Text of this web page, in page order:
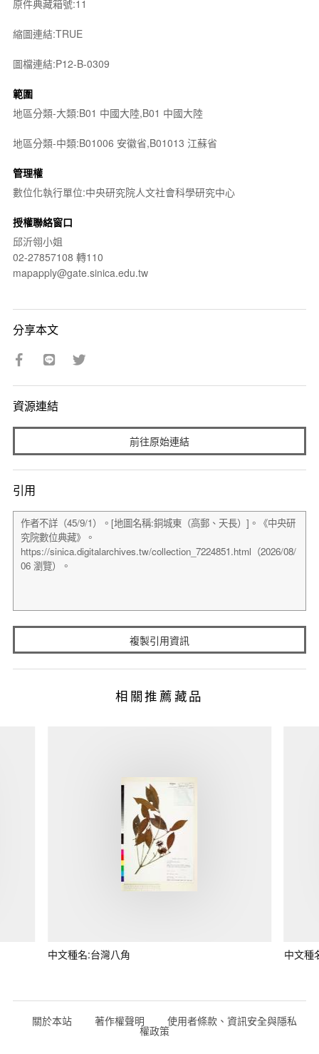
原件典藏箱號:11
縮圖連結:TRUE
圖檔連結:P12-B-0309
範圍
地區分類-大類:B01 中國大陸,B01 中國大陸
地區分類-中類:B01006 安徽省,B01013 江蘇省
管理權
數位化執行單位:中央研究院人文社會科學研究中心
授權聯絡窗口
邱沂翎小姐
02-27857108 轉110
mapapply@gate.sinica.edu.tw
分享本文
資源連結
前往原始連結
引用
複製引用資訊
相關推薦藏品
中文種名:台灣八角 中文種
關於本站 著作權聲明 使用者條款、資訊安全與隱私
權政策